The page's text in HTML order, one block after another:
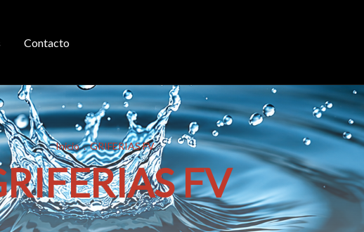
Contacto
Inicio . GRIFERIAS FV
FV